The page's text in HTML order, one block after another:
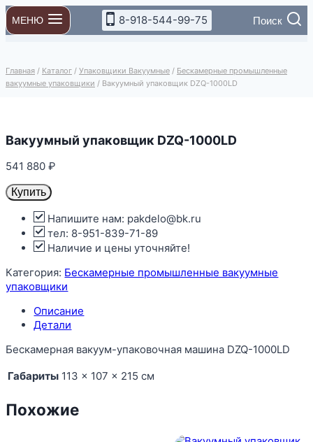
Перейти
к
содержимому
МЕНЮ 8-918-544-99-75 Поиск
Главная / Каталог / Упаковщики Вакуумные / Бескамерные промышленные
вакуумные упаковщики / Вакуумный упаковщик DZQ-1000LD
Вакуумный упаковщик DZQ-1000LD
541 880₽
Купить
Напишите нам: pakdelo@bk.ru
тел: 8-951-839-71-89
Наличие и цены уточняйте!
Категория: Бескамерные промышленные вакуумные
упаковщики
Описание
Детали
Бескамерная вакуум-упаковочная машина DZQ-1000LD
Габариты 113 × 107 × 215 см
Похожие